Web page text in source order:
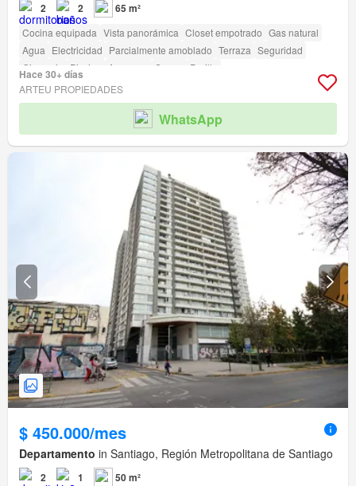
2 2 65 m²
Cocina equipada Vista panorámica Closet empotrado Gas natural
Agua Electricidad Parcialmente amoblado Terraza Seguridad
Gimnasio
Piscina Ascensor Sauna Parilla
Hace 30+ días
ARTEU PROPIEDADES
WhatsApp
$ 450.000/mes
Departamento in Santiago, Región Metropolitana de Santiago
2 1 50 m²